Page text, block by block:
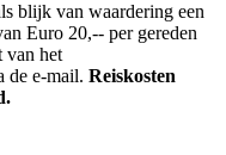
blijk van waardering een
Euro 20,-- per gereden
van het
de e-mail. Reiskosten